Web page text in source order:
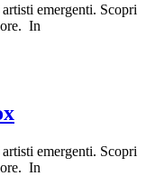
emergenti. Scopri
In
emergenti. Scopri
In